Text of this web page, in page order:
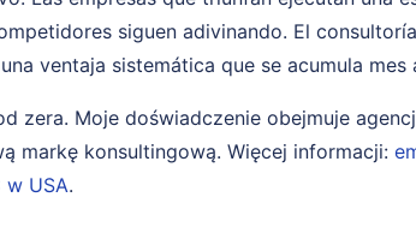
siguen adivinando. El
ventaja sistemática que se acumula mes
zera. Moje doświadczenie obejmuje
markę konsultingową. Więcej informacji:
w USA.